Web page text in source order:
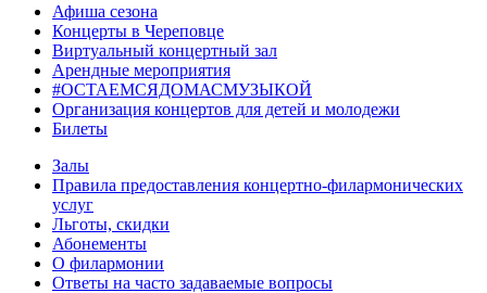
Афиша сезона
Концерты в Череповце
Виртуальный концертный зал
Арендные мероприятия
#ОСТАЕМСЯДОМАСМУЗЫКОЙ
Организация концертов для детей и молодежи
Билеты
Залы
Правила предоставления концертно-филармонических
услуг
Льготы, скидки
Абонементы
О филармонии
Ответы на часто задаваемые вопросы